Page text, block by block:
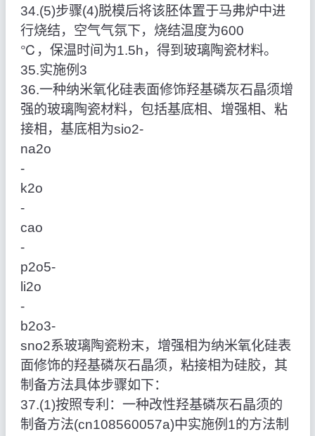
34.(5)步骤(4)脱模后将该胚体置于马弗炉中进
行烧结，空气气氛下，烧结温度为600
℃，保温时间为1.5h，得到玻璃陶瓷材料。
35.实施例3
36.一种纳米氧化硅表面修饰羟基磷灰石晶须增
强的玻璃陶瓷材料，包括基底相、增强相、粘
接相，基底相为sio2‑
na2o
‑
k2o
‑
cao
‑
p2o5‑
li2o
‑
b2o3‑
sno2系玻璃陶瓷粉末，增强相为纳米氧化硅表
面修饰的羟基磷灰石晶须，粘接相为硅胶，其
制备方法具体步骤如下：
37.(1)按照专利：一种改性羟基磷灰石晶须的
制备方法(cn108560057a)中实施例1的方法制